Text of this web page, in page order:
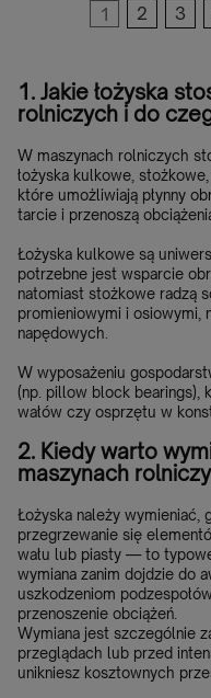
1 2 3
1. Jakie łożyska
rolniczych i do
W maszynach rolniczych
łożyska kulkowe,
które umożliwiają płynny
tarcie i przenoszą
Łożyska kulkowe są
potrzebne jest wsparcie
natomiast stożkowe radzą
promieniowymi i osiowymi,
napędowych.
W wyposażeniu
(np. pillow block bearings),
wałów czy osprzętu w
2. Kiedy warto
maszynach
Łożyska należy wymieniać,
przegrzewanie się
wału lub piasty — to
wymiana zanim dojdzie do
uszkodzeniom
przenoszenie obciążeń.
Wymiana jest szczególnie
przeglądach lub przed
unikniesz kosztownych